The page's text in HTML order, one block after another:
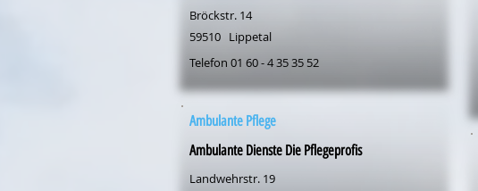
Bröckstr. 14
59510 Lippetal
Telefon 01 60 - 4 35 35 52
Ambulante Pflege
Ambulante Dienste Die Pflegeprofis
Landwehrstr. 19